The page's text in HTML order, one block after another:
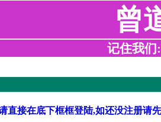
曾
记住我们
直接在底下框框登陆,如还没注册请